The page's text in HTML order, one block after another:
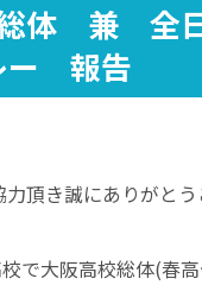
体 兼 全
ー 報告
頂き誠にありがとう
で大阪高校総体(春